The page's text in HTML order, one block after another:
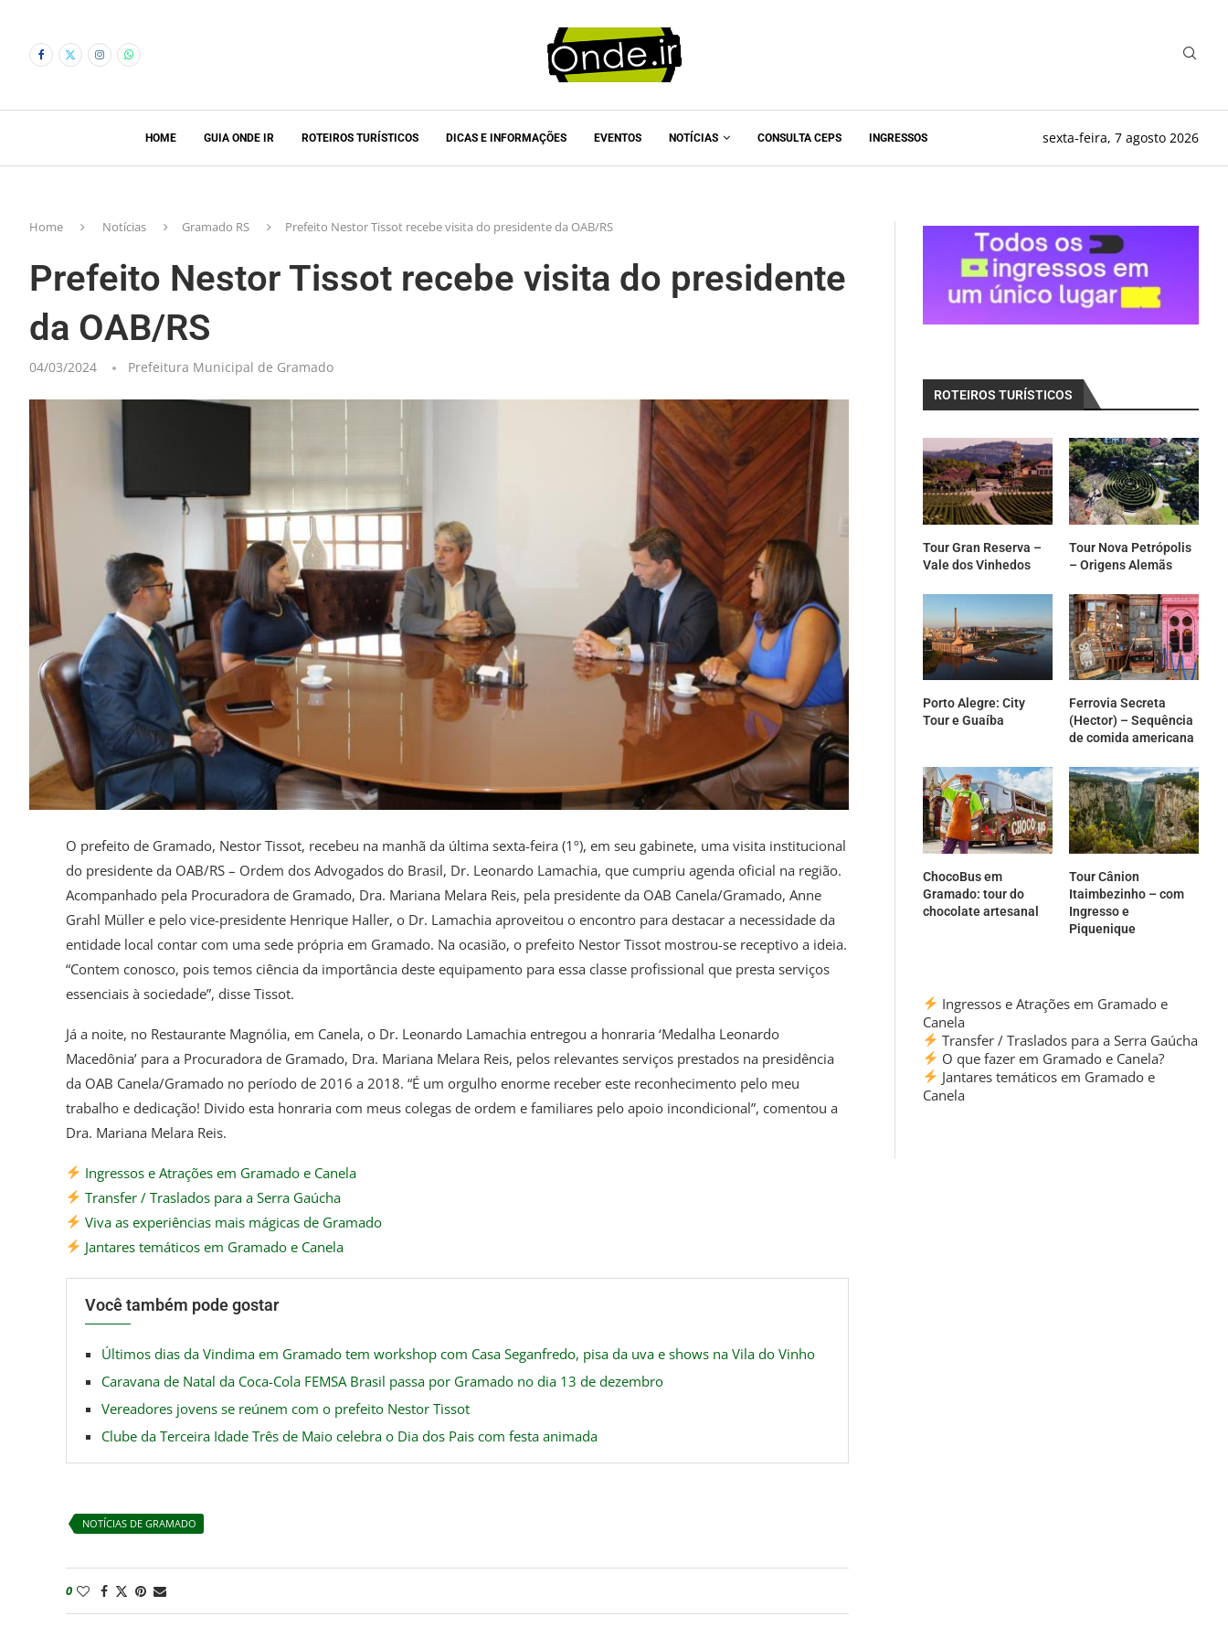
HOME GUIA ONDE IR ROTEIROS TURÍSTICOS DICAS E INFORMAÇÕES EVENTOS NOTÍCIAS CONSULTA CEPS INGRESSOS sexta-feira, 7 agosto 2026
Home Notícias Gramado RS Prefeito Nestor Tissot recebe visita do presidente da OAB/RS
Prefeito Nestor Tissot recebe visita do presidente
da OAB/RS
04/03/2024 Prefeitura Municipal de Gramado
O prefeito de Gramado, Nestor Tissot, recebeu na manhã da última sexta-feira (1º), em seu gabinete, uma visita institucional
do presidente da OAB/RS – Ordem dos Advogados do Brasil, Dr. Leonardo Lamachia, que cumpriu agenda oficial na região.
Acompanhado pela Procuradora de Gramado, Dra. Mariana Melara Reis, pela presidente da OAB Canela/Gramado, Anne
Grahl Müller e pelo vice-presidente Henrique Haller, o Dr. Lamachia aproveitou o encontro para destacar a necessidade da
entidade local contar com uma sede própria em Gramado. Na ocasião, o prefeito Nestor Tissot mostrou-se receptivo a ideia.
“Contem conosco, pois temos ciência da importância deste equipamento para essa classe profissional que presta serviços
essenciais à sociedade”, disse Tissot.
Já a noite, no Restaurante Magnólia, em Canela, o Dr. Leonardo Lamachia entregou a honraria ‘Medalha Leonardo
Macedônia’ para a Procuradora de Gramado, Dra. Mariana Melara Reis, pelos relevantes serviços prestados na presidência
da OAB Canela/Gramado no período de 2016 a 2018. “É um orgulho enorme receber este reconhecimento pelo meu
trabalho e dedicação! Divido esta honraria com meus colegas de ordem e familiares pelo apoio incondicional”, comentou a
Dra. Mariana Melara Reis.
Ingressos e Atrações em Gramado e Canela
Transfer / Traslados para a Serra Gaúcha
Viva as experiências mais mágicas de Gramado
Jantares temáticos em Gramado e Canela
Você também pode gostar
Últimos dias da Vindima em Gramado tem workshop com Casa Seganfredo, pisa da uva e shows na Vila do Vinho
Caravana de Natal da Coca-Cola FEMSA Brasil passa por Gramado no dia 13 de dezembro
Vereadores jovens se reúnem com o prefeito Nestor Tissot
Clube da Terceira Idade Três de Maio celebra o Dia dos Pais com festa animada
NOTÍCIAS DE GRAMADO
0
ROTEIROS TURÍSTICOS
Tour Gran Reserva –
Vale dos Vinhedos
Tour Nova Petrópolis
– Origens Alemãs
Porto Alegre: City
Tour e Guaíba
Ferrovia Secreta
(Hector) – Sequência
de comida americana
ChocoBus em
Gramado: tour do
chocolate artesanal
Tour Cânion
Itaimbezinho – com
Ingresso e
Piquenique
Ingressos e Atrações em Gramado e
Canela
Transfer / Traslados para a Serra Gaúcha
O que fazer em Gramado e Canela?
Jantares temáticos em Gramado e
Canela